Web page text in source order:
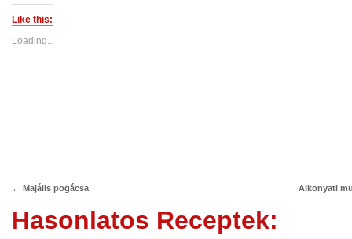
(Opens
in
new
Like this:
Loading...
← Majális pogácsa Alkonyati
Hasonlatos Receptek: